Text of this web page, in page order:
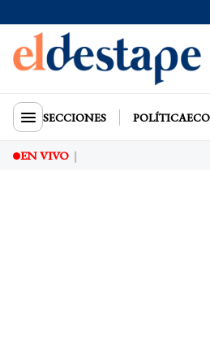
SECCIONES POLÍTICA
EN VIVO